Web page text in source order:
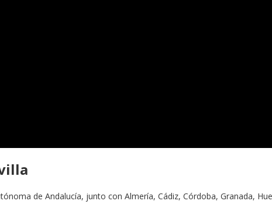
de Andalucía, junto con Almería, Cádiz, Córdoba, Granada,